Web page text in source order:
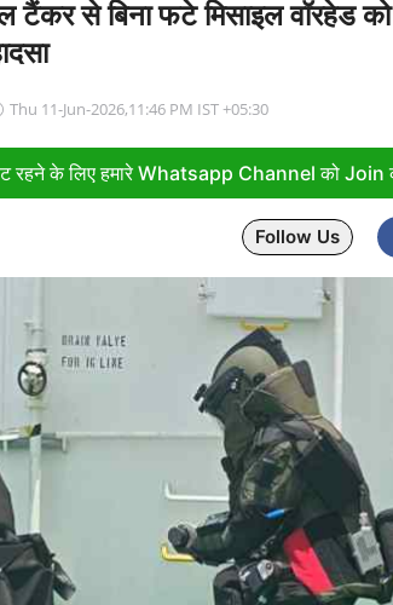
टैंकर से बिना फटे मिसाइल वॉरहेड को
Thu 11-Jun-2026,11:46 PM IST +05:30
रहने के लिए हमारे Whatsapp Channel को Join
Follow Us